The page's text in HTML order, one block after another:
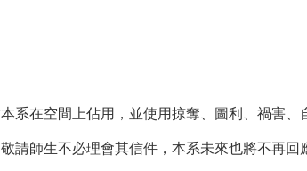
在空間上佔用，並使用掠奪、圖利、禍害、
師生不必理會其信件，本系未來也將不再回